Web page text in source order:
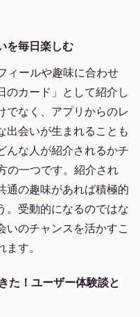
を毎日楽しむ
ィールや趣味に合わせ
のカード」として紹介し
でなく、アプリからのレ
出会いが生まれることも
んな人が紹介されるかチ
の一つです。紹介され
通の趣味があれば積極的
。受動的になるのではな
いのチャンスを活かすこ
す。
た！ユーザー体験談と